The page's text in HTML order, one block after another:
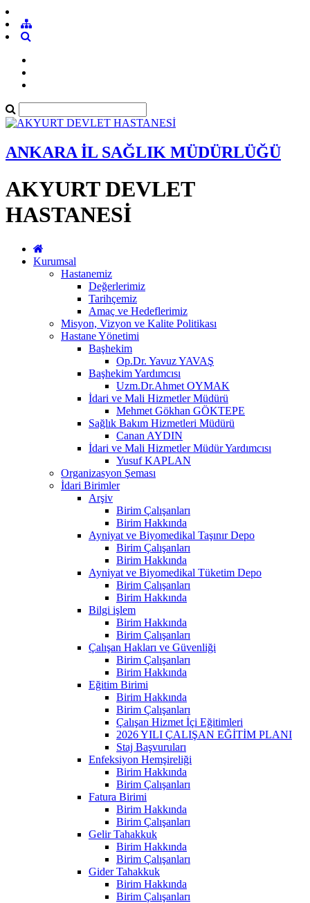
ANKARA İL SAĞLIK MÜDÜRLÜĞÜ
AKYURT DEVLET
HASTANESİ
Kurumsal
Hastanemiz
Değerlerimiz
Tarihçemiz
Amaç ve Hedeflerimiz
Misyon, Vizyon ve Kalite Politikası
Hastane Yönetimi
Başhekim
Op.Dr. Yavuz YAVAŞ
Başhekim Yardımcısı
Uzm.Dr.Ahmet OYMAK
İdari ve Mali Hizmetler Müdürü
Mehmet Gökhan GÖKTEPE
Sağlık Bakım Hizmetleri Müdürü
Canan AYDIN
İdari ve Mali Hizmetler Müdür Yardımcısı
Yusuf KAPLAN
Organizasyon Şeması
İdari Birimler
Arşiv
Birim Çalışanları
Birim Hakkında
Ayniyat ve Biyomedikal Taşınır Depo
Birim Çalışanları
Birim Hakkında
Ayniyat ve Biyomedikal Tüketim Depo
Birim Çalışanları
Birim Hakkında
Bilgi işlem
Birim Hakkında
Birim Çalışanları
Çalışan Hakları ve Güvenliği
Birim Çalışanları
Birim Hakkında
Eğitim Birimi
Birim Hakkında
Birim Çalışanları
Çalışan Hizmet İçi Eğitimleri
2026 YILI ÇALIŞAN EĞİTİM PLANI
Staj Başvuruları
Enfeksiyon Hemşireliği
Birim Hakkında
Birim Çalışanları
Fatura Birimi
Birim Hakkında
Birim Çalışanları
Gelir Tahakkuk
Birim Hakkında
Birim Çalışanları
Gider Tahakkuk
Birim Hakkında
Birim Çalışanları